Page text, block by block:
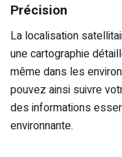
Précision
La localisation
une cartographie
même dans les
pouvez ainsi suivre
des informations
environnante.